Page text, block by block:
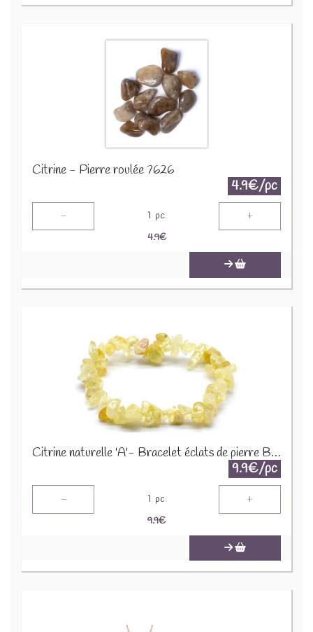
Citrine - Pierre roulée 7626
4.9€/pc
- 1 pc +
4.9€
Citrine naturelle 'A'- Bracelet éclats de pierre BRC-CIT
9.9€/pc
- 1 pc +
9.9€